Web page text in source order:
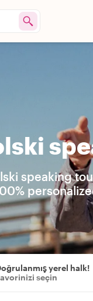
speaking
yerel halk!
seçin